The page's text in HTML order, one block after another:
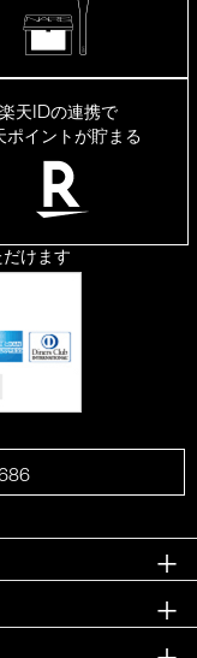
楽天IDの連携で
ポイントが貯まる
けます